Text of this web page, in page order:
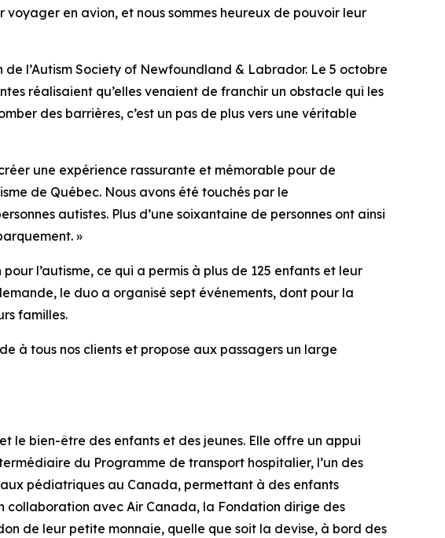
en avion, et nous sommes heureux de pouvoir leur
l’Autism Society of Newfoundland & Labrador. Le 5 octobre
réalisaient qu’elles venaient de franchir un obstacle qui les
des barrières, c’est un pas de plus vers une véritable
une expérience rassurante et mémorable pour de
de Québec. Nous avons été touchés par le
autistes. Plus d’une soixantaine de personnes ont ainsi
»
l’autisme, ce qui a permis à plus de 125 enfants et leur
le duo a organisé sept événements, dont pour la
familles.
à tous nos clients et propose aux passagers un large
le bien-être des enfants et des jeunes. Elle offre un appui
du Programme de transport hospitalier, l’un des
pédiatriques au Canada, permettant à des enfants
collaboration avec Air Canada, la Fondation dirige des
de leur petite monnaie, quelle que soit la devise, à bord des